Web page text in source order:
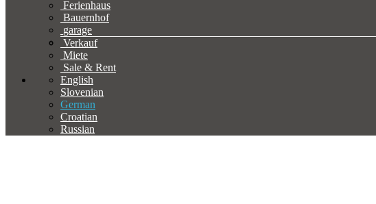
Ferienhaus
Bauernhof
garage
Verkauf
Miete
Sale & Rent
English
Slovenian
German
Croatian
Russian